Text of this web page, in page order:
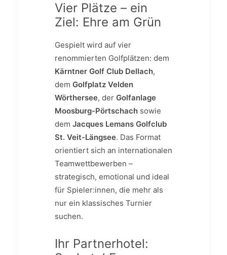
Vier Plätze – ein
Ziel: Ehre am Grün
Gespielt wird auf vier
renommierten Golfplätzen: dem
Kärntner Golf Club Dellach,
dem Golfplatz Velden
Wörthersee, der Golfanlage
Moosburg-Pörtschach sowie
dem Jacques Lemans Golfclub
St. Veit-Längsee. Das Format
orientiert sich an internationalen
Teamwettbewerben –
strategisch, emotional und ideal
für Spieler:innen, die mehr als
nur ein klassisches Turnier
suchen.
Ihr Partnerhotel: